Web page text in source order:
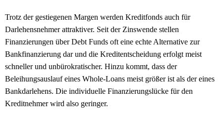
Trotz der gestiegenen Margen werden Kreditfonds auch für
Darlehensnehmer attraktiver. Seit der Zinswende stellen
Finanzierungen über Debt Funds oft eine echte Alternative zur
Bankfinanzierung dar und die Kreditentscheidung erfolgt meist
schneller und unbürokratischer. Hinzu kommt, dass der
Beleihungsauslauf eines Whole-Loans meist größer ist als der eines
Bankdarlehens. Die individuelle Finanzierungslücke für den
Kreditnehmer wird also geringer.